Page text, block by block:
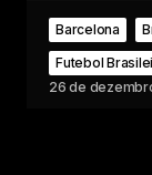
Barcelona
Futebol
26 de